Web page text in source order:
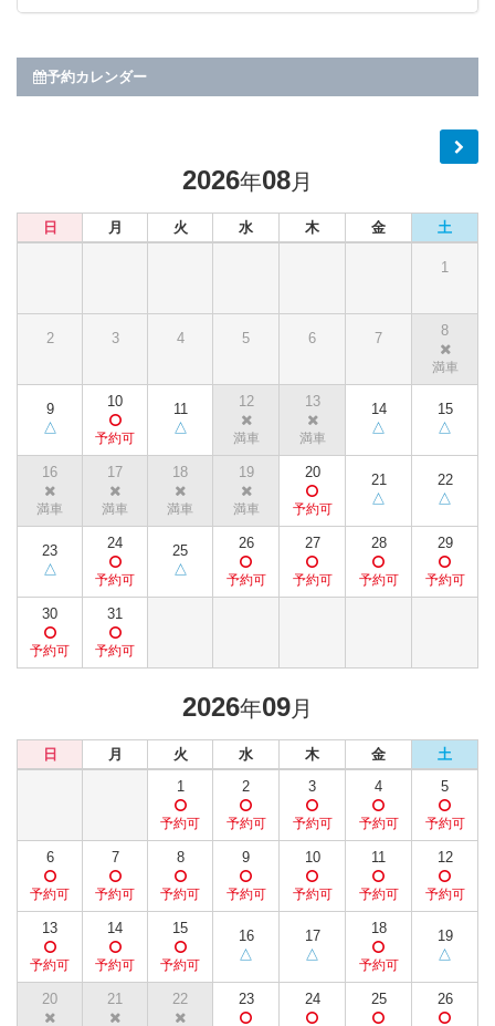
予約カレンダー
2026年08月
日 月 火 水 木 金 土
1
2 3 4 5 6 7 8
9 10 11 12 13 14 15
16 17 18 19 20 21 22
23 24 25 26 27 28 29
30 31
2026年09月
日 月 火 水 木 金
土
1
2 3 4 5
6 7 8 9 10 11 12
13 14 15 16 17 18 19
20 21 22 23 24 25 26